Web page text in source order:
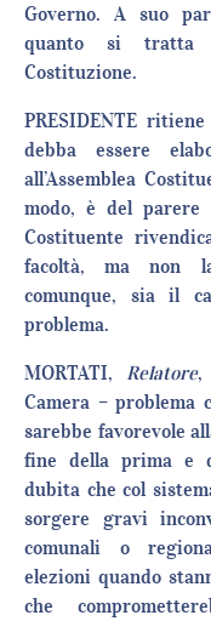
Governo. A suo
quanto si tratta
Costituzione.
PRESIDENTE
debba essere
all’Assemblea
modo, è del parere
Costituente
facoltà, ma non
comunque, sia il
problema.
MORTATI, Relatore,
Camera – problema
sarebbe favorevole
fine della prima e
dubita che col
sorgere gravi
comunali o
elezioni quando
che